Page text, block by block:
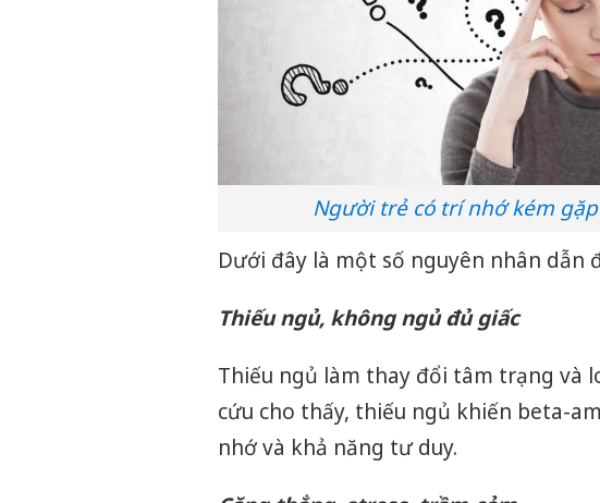
Người trẻ có trí nhớ kém
Dưới đây là một số nguyên nhân
Thiếu ngủ, không ngủ đủ giấc
Thiếu ngủ làm thay đổi tâm trạng và
cứu cho thấy, thiếu ngủ khiến beta-
nhớ và khả năng tư duy.